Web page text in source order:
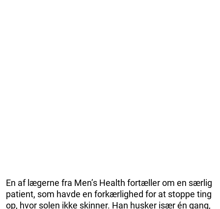
En af lægerne fra Men’s Health fortæller om en særlig
patient, som havde en forkærlighed for at stoppe ting
op, hvor solen ikke skinner. Han husker især én gang,